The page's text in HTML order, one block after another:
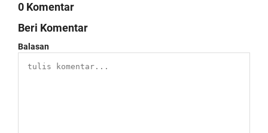
0 Komentar
Beri Komentar
Balasan